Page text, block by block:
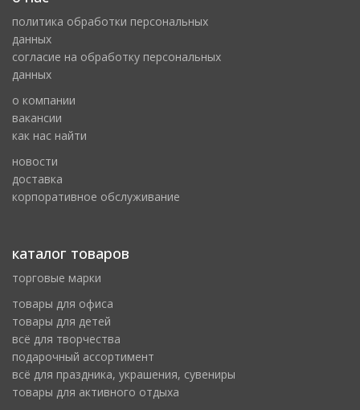
политика обработки персональных
данных
cогласие на обработку персональных
данных
о компании
вакансии
как нас найти
новости
доставка
корпоративное обслуживание
каталог товаров
торговые марки
товары для офиса
товары для детей
всё для творчества
подарочный ассортимент
всё для праздника, украшения, сувениры
товары для активного отдыха